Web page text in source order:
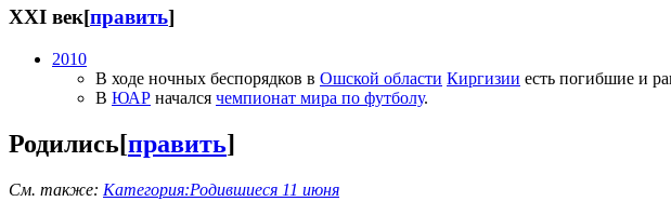
XXI век[править]
2010
В ходе ночных беспорядков в Ошской области Киргизии есть погибшие и
В ЮАР начался чемпионат мира по футболу.
Родились[править]
См. также: Категория:Родившиеся 11 июня